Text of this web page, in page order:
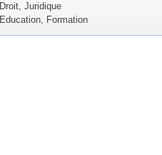
Droit, Juridique
Education, Formation